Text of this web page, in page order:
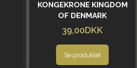
KONGEKRONE KINGDOM
OF DENMARK
39,00DKK
Se produktet